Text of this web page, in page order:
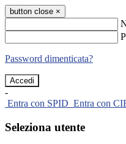
button close ×
Password dimenticata?
-
Entra con SPID Entra con
Seleziona utente